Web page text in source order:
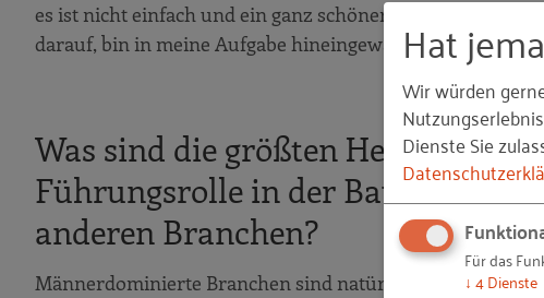
es ist nicht einfach und ein ganz schöner Spagat, aber
darauf, bin in meine Aufgabe hineingewachsen, und
Was sind die größten
Führungsrolle in der
anderen Branchen?
Männerdominierte Branchen sind natürlich eine
Hat
Wir würden
Dienste Sie
Für das
↓ 4Dienste